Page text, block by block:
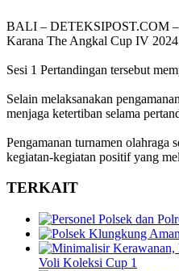
BALI – DETEKSIPOST.COM –
Karana The Angkal Cup IV
Sesi 1 Pertandingan tersebut
Selain melaksanakan
menjaga ketertiban selama
Pengamanan turnamen olahraga
kegiatan-kegiatan positif yang
TERKAIT
Voli Koleksi Cup 1